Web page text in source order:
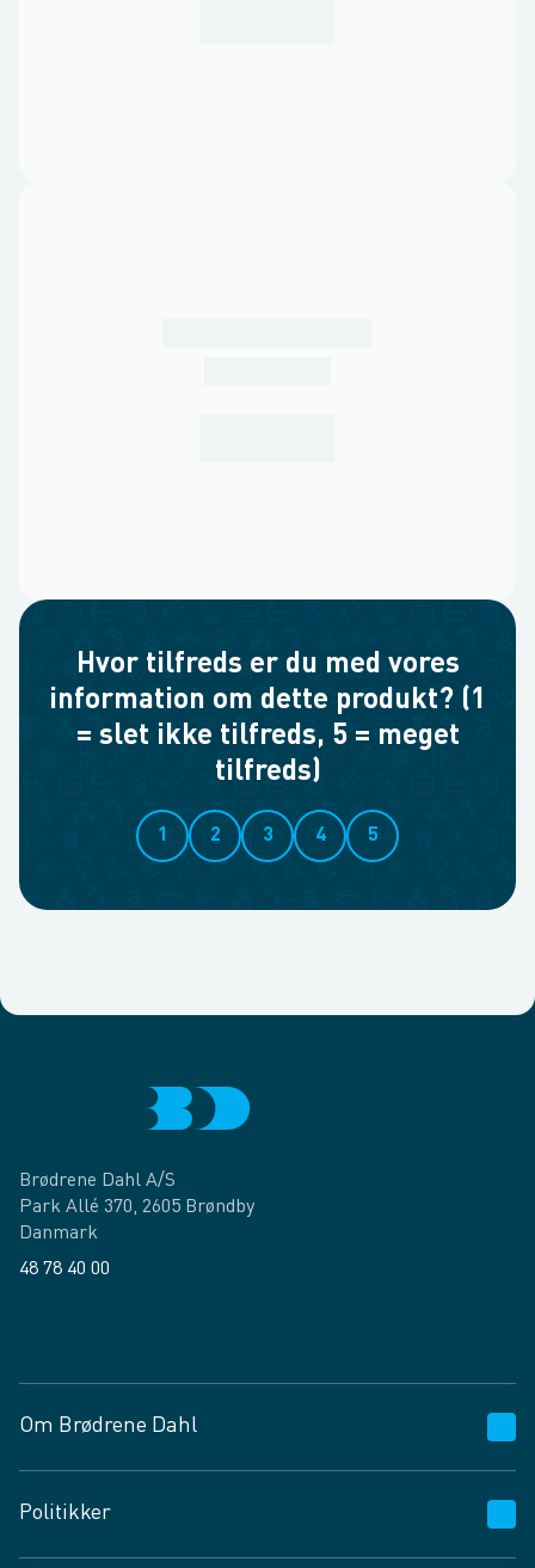
Hvor tilfreds er du med vores
information om dette produkt? (1
= slet ikke tilfreds, 5 = meget
tilfreds)
1 2 3 4 5
Brødrene Dahl A/S
Park Allé 370, 2605 Brøndby
Danmark
48 78 40 00
Om Brødrene Dahl
Vagttelefon 30 10 89 89
Politikker